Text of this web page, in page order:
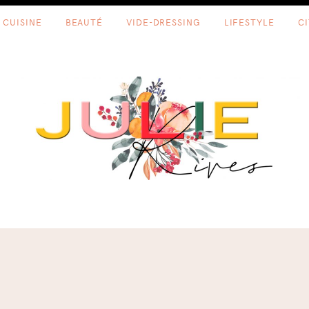
CUISINE BEAUTÉ VIDE-DRESSING LIFESTYLE